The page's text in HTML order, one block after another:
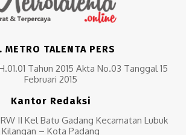
METRO TALENTA PERS
Tahun 2015 Akta No.03 Tanggal 15
Februari 2015
Kantor Redaksi
II Kel Batu Gadang Kecamatan Lubuk
Kilangan – Kota Padang